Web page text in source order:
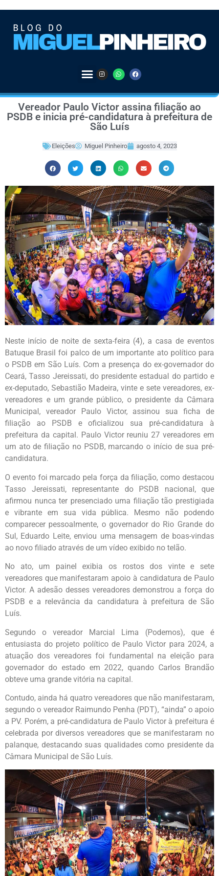
Vereador Paulo Victor assina filiação ao
PSDB e inicia pré-candidatura à prefeitura de
São Luís
Eleições Miguel Pinheiro agosto 4, 2023
Neste início de noite de sexta-feira (4), a casa de eventos
Batuque Brasil foi palco de um importante ato político para
o PSDB em São Luís. Com a presença do ex-governador do
Ceará, Tasso Jereissati, do presidente estadual do partido e
ex-deputado, Sebastião Madeira, vinte e sete vereadores, ex-
vereadores e um grande público, o presidente da Câmara
Municipal, vereador Paulo Victor, assinou sua ficha de
filiação ao PSDB e oficializou sua pré-candidatura à
prefeitura da capital. Paulo Victor reuniu 27 vereadores em
um ato de filiação no PSDB, marcando o início de sua pré-
candidatura.
O evento foi marcado pela força da filiação, como destacou
Tasso Jereissati, representante do PSDB nacional, que
afirmou nunca ter presenciado uma filiação tão prestigiada
e vibrante em sua vida pública. Mesmo não podendo
comparecer pessoalmente, o governador do Rio Grande do
Sul, Eduardo Leite, enviou uma mensagem de boas-vindas
ao novo filiado através de um vídeo exibido no telão.
No ato, um painel exibia os rostos dos vinte e sete
vereadores que manifestaram apoio à candidatura de Paulo
Victor. A adesão desses vereadores demonstrou a força do
PSDB e a relevância da candidatura à prefeitura de São
Luís.
Segundo o vereador Marcial Lima (Podemos), que é
entusiasta do projeto político de Paulo Victor para 2024, a
atuação dos vereadores foi fundamental na eleição para
governador do estado em 2022, quando Carlos Brandão
obteve uma grande vitória na capital.
Contudo, ainda há quatro vereadores que não manifestaram,
segundo o vereador Raimundo Penha (PDT), “ainda” o apoio
a PV. Porém, a pré-candidatura de Paulo Victor à prefeitura é
celebrada por diversos vereadores que se manifestaram no
palanque, destacando suas qualidades como presidente da
Câmara Municipal de São Luís.